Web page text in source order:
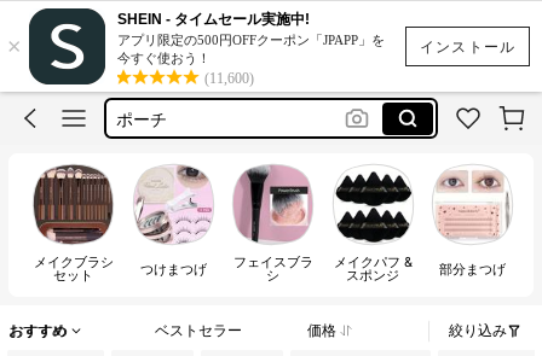
インストール
×
SHEIN - タイムセール実施中!
アプリ限定の500円OFFクーポン「JPAPP」を
今すぐ使おう！
(11,600)
化粧ポーチ
つけま
ポーチ
化粧ポーチ
つけま
メイクブラシ
セット つけまつげ フェイスブラ
シ
メイクパフ &
スポンジ 部分まつげ
おすすめ ベストセラー 価格 絞り込み